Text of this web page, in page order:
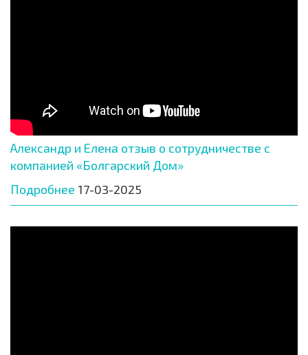
Александр и Елена отзыв о сотрудничестве с
компанией «Болгарский Дом»
Подробнее 17-03-2025